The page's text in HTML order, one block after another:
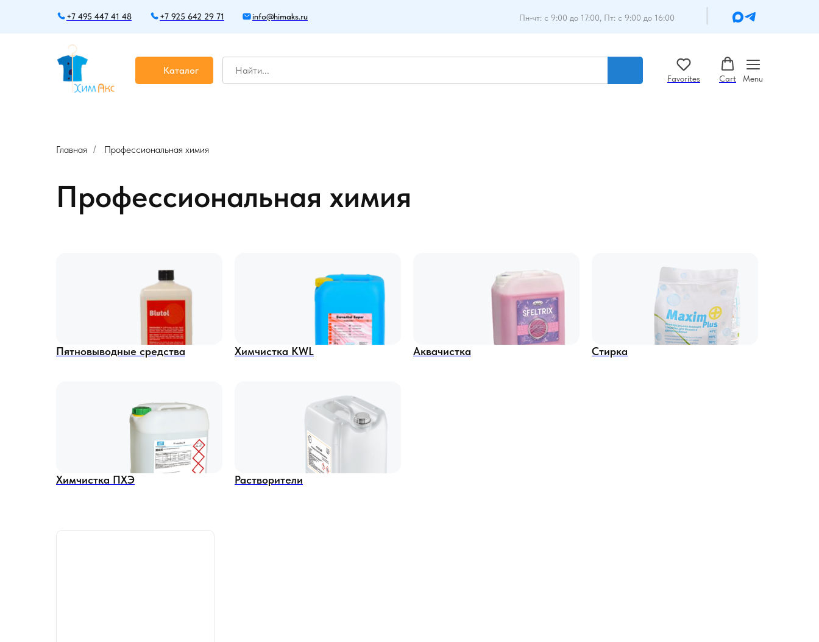
Пн-чт: с 9:00 до 17:00, Пт: с 9:00 до 16:00
info@himaks.ru
+7 495 447 41 48 +7 925 642 29 71
Каталог
Favorites Cart Menu
Главная / Профессиональная химия
Профессиональная химия
Стирка
Аквачистка
Химчистка KWL
Пятновыводные средства
Растворители
Химчистка ПХЭ